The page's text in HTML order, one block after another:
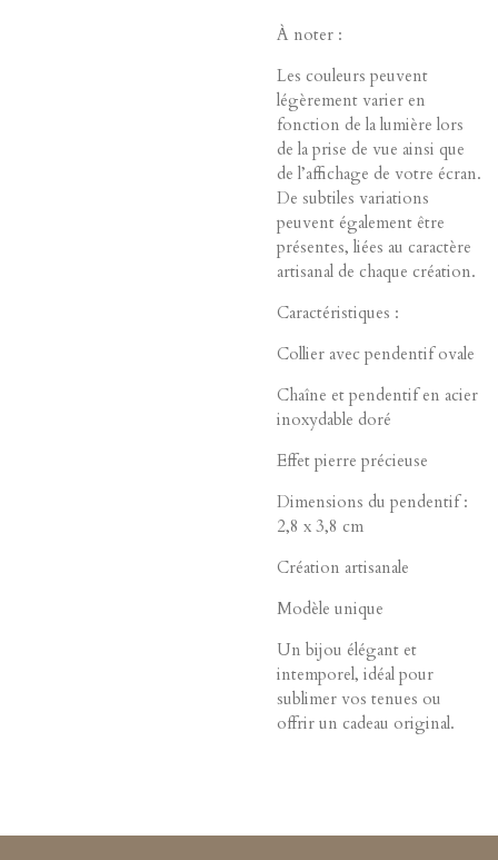
À noter :
Les couleurs peuvent
légèrement varier en
fonction de la lumière lors
de la prise de vue ainsi que
de l’affichage de votre écran.
De subtiles variations
peuvent également être
présentes, liées au caractère
artisanal de chaque création.
Caractéristiques :
Collier avec pendentif ovale
Chaîne et pendentif en acier
inoxydable doré
Effet pierre précieuse
Dimensions du pendentif :
2,8 x 3,8 cm
Création artisanale
Modèle unique
Un bijou élégant et
intemporel, idéal pour
sublimer vos tenues ou
offrir un cadeau original.